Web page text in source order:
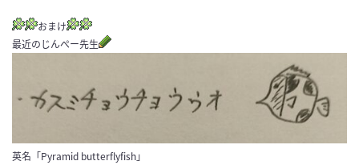
おまけ
最近のじんぺー先生
英名「Pyramid butterflyfish」